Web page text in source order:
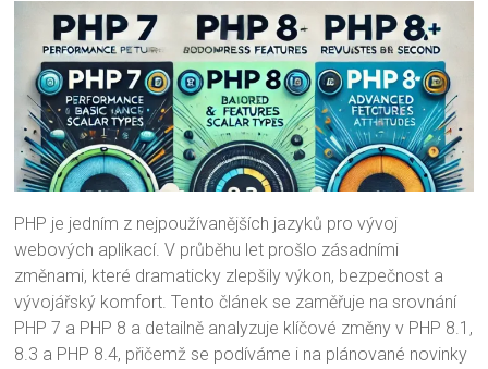
PHP je jedním z nejpoužívanějších jazyků pro vývoj
webových aplikací. V průběhu let prošlo zásadními
změnami, které dramaticky zlepšily výkon, bezpečnost a
vývojářský komfort. Tento článek se zaměřuje na srovnání
PHP 7 a PHP 8 a detailně analyzuje klíčové změny v PHP 8.1,
8.3 a PHP 8.4, přičemž se podíváme i na plánované novinky